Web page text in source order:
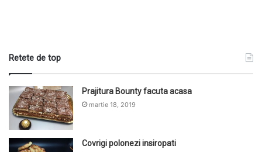
Retete de top
Prajitura Bounty facuta acasa
martie 18, 2019
Covrigi polonezi insiropati